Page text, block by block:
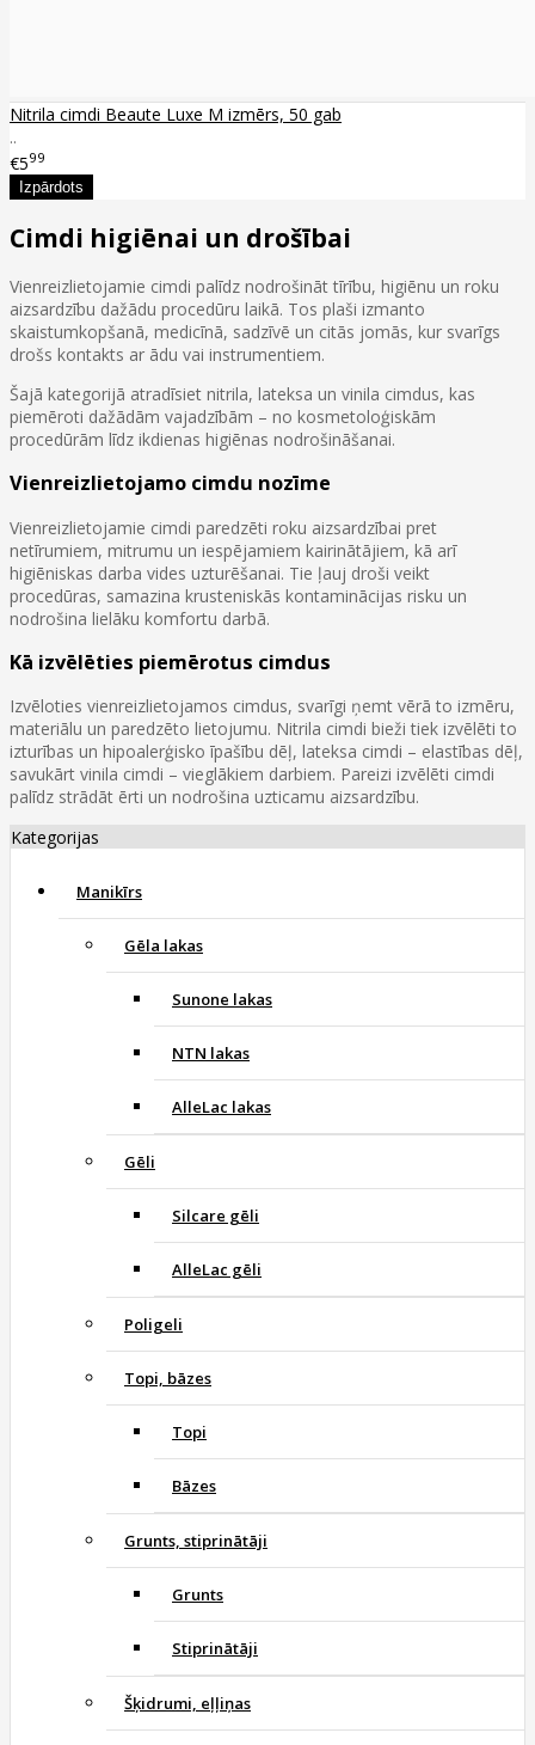
Nitrila cimdi Beaute Luxe M izmērs, 50 gab
..
€599
Cimdi higiēnai un drošībai
Vienreizlietojamie cimdi palīdz nodrošināt tīrību, higiēnu un roku
aizsardzību dažādu procedūru laikā. Tos plaši izmanto
skaistumkopšanā, medicīnā, sadzīvē un citās jomās, kur svarīgs
drošs kontakts ar ādu vai instrumentiem.
Šajā kategorijā atradīsiet nitrila, lateksa un vinila cimdus, kas
piemēroti dažādām vajadzībām – no kosmetoloģiskām
procedūrām līdz ikdienas higiēnas nodrošināšanai.
Vienreizlietojamo cimdu nozīme
Vienreizlietojamie cimdi paredzēti roku aizsardzībai pret
netīrumiem, mitrumu un iespējamiem kairinātājiem, kā arī
higiēniskas darba vides uzturēšanai. Tie ļauj droši veikt
procedūras, samazina krusteniskās kontaminācijas risku un
nodrošina lielāku komfortu darbā.
Kā izvēlēties piemērotus cimdus
Izvēloties vienreizlietojamos cimdus, svarīgi ņemt vērā to izmēru,
materiālu un paredzēto lietojumu. Nitrila cimdi bieži tiek izvēlēti to
izturības un hipoalerģisko īpašību dēļ, lateksa cimdi – elastības dēļ,
savukārt vinila cimdi – vieglākiem darbiem. Pareizi izvēlēti cimdi
palīdz strādāt ērti un nodrošina uzticamu aizsardzību.
Kategorijas
Manikīrs
Gēla lakas
Sunone lakas
NTN lakas
AlleLac lakas
Gēli
Silcare gēli
AlleLac gēli
Poligeli
Topi, bāzes
Topi
Bāzes
Grunts, stiprinātāji
Grunts
Stiprinātāji
Šķidrumi, eļļiņas